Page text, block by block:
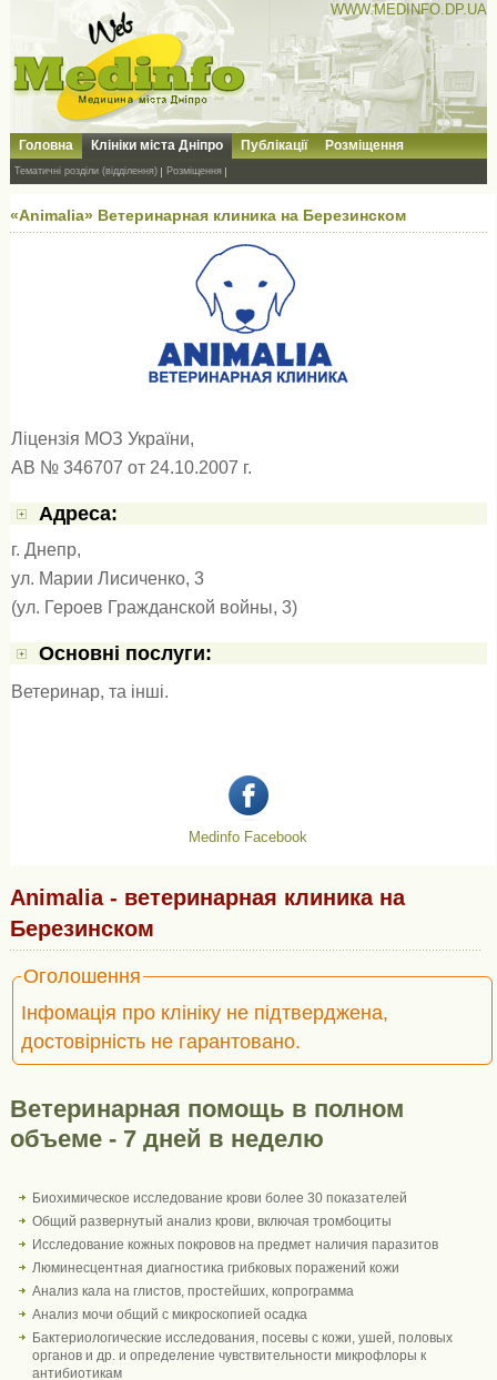
WWW.MEDINFO.DP.UA
Головна Клініки міста Дніпро Публікації Розміщення
Тематичні розділи (відділення) Розміщення
«Animalia» Ветеринарная клиника на Березинском
Ліцензія МОЗ України,
АВ № 346707 от 24.10.2007 г.
Адресa:
г. Днепр,
ул. Марии Лисиченко, 3
(ул. Героев Гражданской войны, 3)
Основні послуги:
Ветеринар, та інші.
Medinfo Facebook
Animalia - ветеринарная клиника на
Березинском
Оголошення
Інфомація про клініку не підтверджена,
достовірність не гарантовано.
Ветеринарная помощь в полном
объеме - 7 дней в неделю
Биохимическое исследование крови более 30 показателей
Общий развернутый анализ крови, включая тромбоциты
Исследование кожных покровов на предмет наличия паразитов
Люминесцентная диагностика грибковых поражений кожи
Анализ кала на глистов, простейших, копрограмма
Анализ мочи общий с микроскопией осадка
Бактериологические исследования, посевы с кожи, ушей, половых
органов и др. и определение чувствительности микрофлоры к
антибиотикам